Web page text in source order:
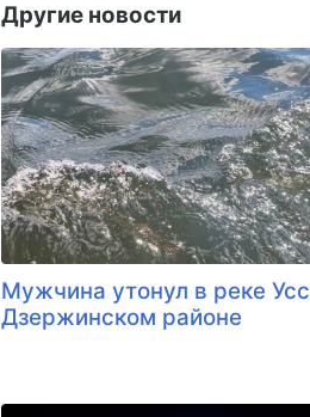
Другие новости
Мужчина утонул в реке
Дзержинском районе